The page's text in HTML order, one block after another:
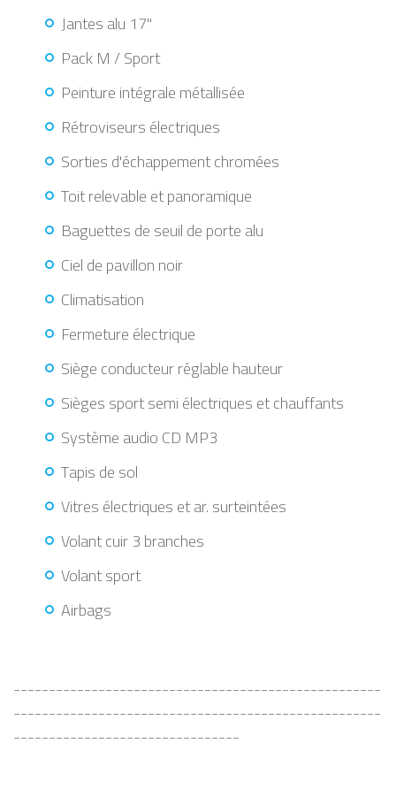
Jantes alu 17"
Pack M / Sport
Peinture intégrale métallisée
Rétroviseurs électriques
Sorties d'échappement chromées
Toit relevable et panoramique
Baguettes de seuil de porte alu
Ciel de pavillon noir
Climatisation
Fermeture électrique
Siège conducteur réglable hauteur
Sièges sport semi électriques et chauffants
Système audio CD MP3
Tapis de sol
Vitres électriques et ar. surteintées
Volant cuir 3 branches
Volant sport
Airbags
----------------------------------------------------
----------------------------------------------------
--------------------------------